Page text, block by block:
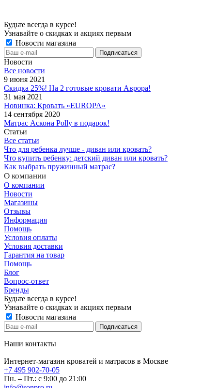
Будьте всегда в курсе!
Узнавайте о скидках и акциях первым
Новости магазина
Новости
Все новости
9 июня 2021
Скидка 25%! На 2 готовые кровати Аврора!
31 мая 2021
Новинка: Кровать «EUROPA»
14 сентября 2020
Матрас Аскона Polly в подарок!
Статьи
Все статьи
Что для ребенка лучше - диван или кровать?
Что купить ребенку: детский диван или кровать?
Как выбрать пружинный матрас?
О компании
О компании
Новости
Магазины
Отзывы
Информация
Помощь
Условия оплаты
Условия доставки
Гарантия на товар
Помощь
Блог
Вопрос-ответ
Бренды
Будьте всегда в курсе!
Узнавайте о скидках и акциях первым
Новости магазина
Наши контакты
Интернет-магазин кроватей и матрасов в Москве
+7 495 902-70-05
Пн. – Пт.: с 9:00 до 21:00